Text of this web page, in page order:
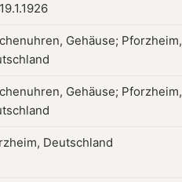
Gehäuse; Pforzheim,
Gehäuse; Pforzheim,
Deutschland